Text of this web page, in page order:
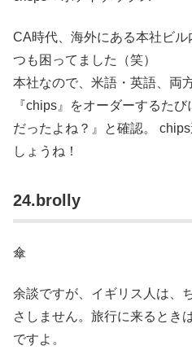
CA時代、海外にある本社ビ
つも困ってました（笑）
本社なので、米語・英語、両
『chips』をオーダーするた
だったよね？』と確認。
しょうね！
24.brolly
傘
余談ですが、イギリス人は、
さしません。旅行に来るとき
ですよ。